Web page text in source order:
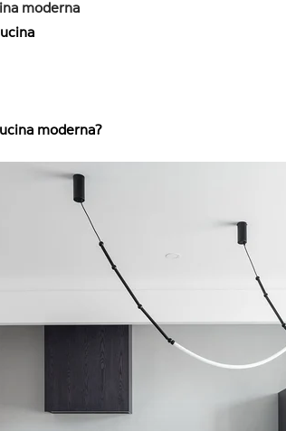
moderna
moderna?